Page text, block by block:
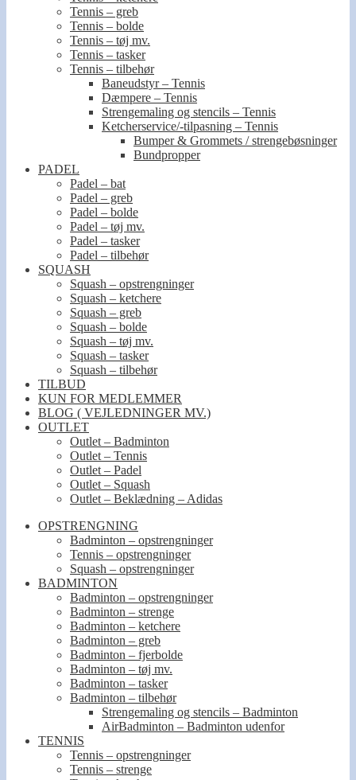
Tennis – greb
Tennis – bolde
Tennis – tøj mv.
Tennis – tasker
Tennis – tilbehør
Baneudstyr – Tennis
Dæmpere – Tennis
Strengemaling og stencils – Tennis
Ketcherservice/-tilpasning – Tennis
Bumper & Grommets / strengebøsninger
Bundpropper
PADEL
Padel – bat
Padel – greb
Padel – bolde
Padel – tøj mv.
Padel – tasker
Padel – tilbehør
SQUASH
Squash – opstrengninger
Squash – ketchere
Squash – greb
Squash – bolde
Squash – tøj mv.
Squash – tasker
Squash – tilbehør
TILBUD
KUN FOR MEDLEMMER
BLOG ( VEJLEDNINGER MV.)
OUTLET
Outlet – Badminton
Outlet – Tennis
Outlet – Padel
Outlet – Squash
Outlet – Beklædning – Adidas
OPSTRENGNING
Badminton – opstrengninger
Tennis – opstrengninger
Squash – opstrengninger
BADMINTON
Badminton – opstrengninger
Badminton – strenge
Badminton – ketchere
Badminton – greb
Badminton – fjerbolde
Badminton – tøj mv.
Badminton – tasker
Badminton – tilbehør
Strengemaling og stencils – Badminton
AirBadminton – Badminton udenfor
TENNIS
Tennis – opstrengninger
Tennis – strenge